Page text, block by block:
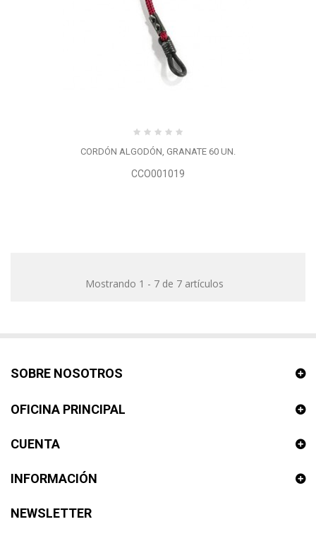
CORDÓN ALGODÓN, GRANATE 60 UN.
CCO001019
Mostrando 1 - 7 de 7 artículos
SOBRE NOSOTROS
OFICINA PRINCIPAL
CUENTA
INFORMACIÓN
NEWSLETTER